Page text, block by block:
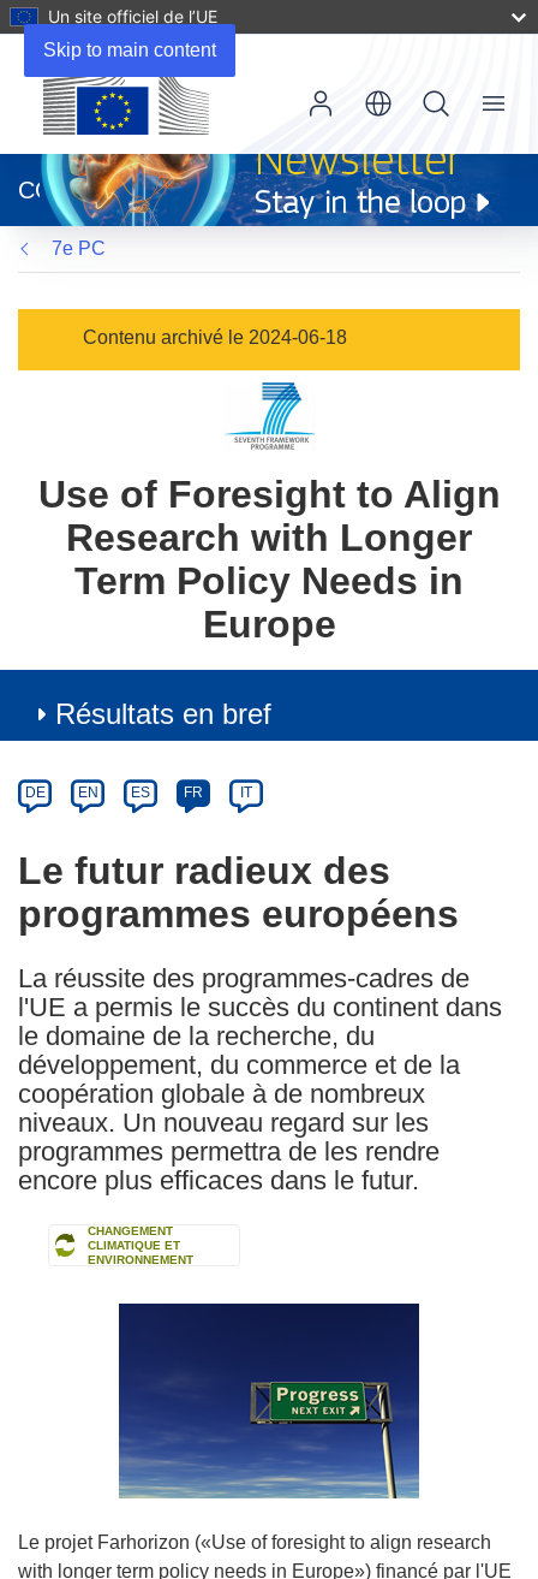
Skip to main content
Un site officiel de l’UE
dans
une
nouvelle
fenêtre)
CORDIS
Menu
7e PC
Contenu archivé le 2024-06-18
Use of Foresight to Align
Research with Longer
Term Policy Needs in
Europe
Résultats en bref
Category
Article
available
the
following
languages:
DE EN ES FR IT
Le futur radieux des
programmes européens
La réussite des programmes-cadres de
l'UE a permis le succès du continent dans
le domaine de la recherche, du
développement, du commerce et de la
coopération globale à de nombreux
niveaux. Un nouveau regard sur les
programmes permettra de les rendre
encore plus efficaces dans le futur.
CHANGEMENT
CLIMATIQUE ET
ENVIRONNEMENT
Le projet Farhorizon («Use of foresight to align research
with longer term policy needs in Europe») financé par l'UE